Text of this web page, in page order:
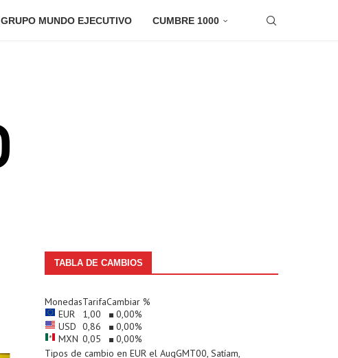
GRUPO MUNDO EJECUTIVO CUMBRE 1000
TABLA DE CAMBIOS
MonedasTarifaCambiar %
EUR
1,00 0,00%
USD 0,86 0,00%
MXN 0,05 0,00%
Tipos de cambio en EUR el AugGMT00, Satíam,